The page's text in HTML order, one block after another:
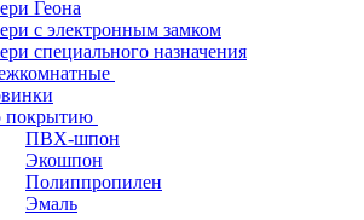
Геона
с электронным замком
специального назначения
покрытию
ПВХ-шпон
Экошпон
Полиппропилен
Эмаль